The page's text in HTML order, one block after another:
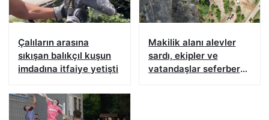
Çalıların arasına
sıkışan balıkçıl kuşun
imdadına itfaiye yetişti
Makilik alanı alevler
sardı, ekipler ve
vatandaşlar seferber